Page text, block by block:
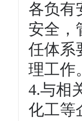
各负有
安全，
任体系
理工作
4.与相
化工等